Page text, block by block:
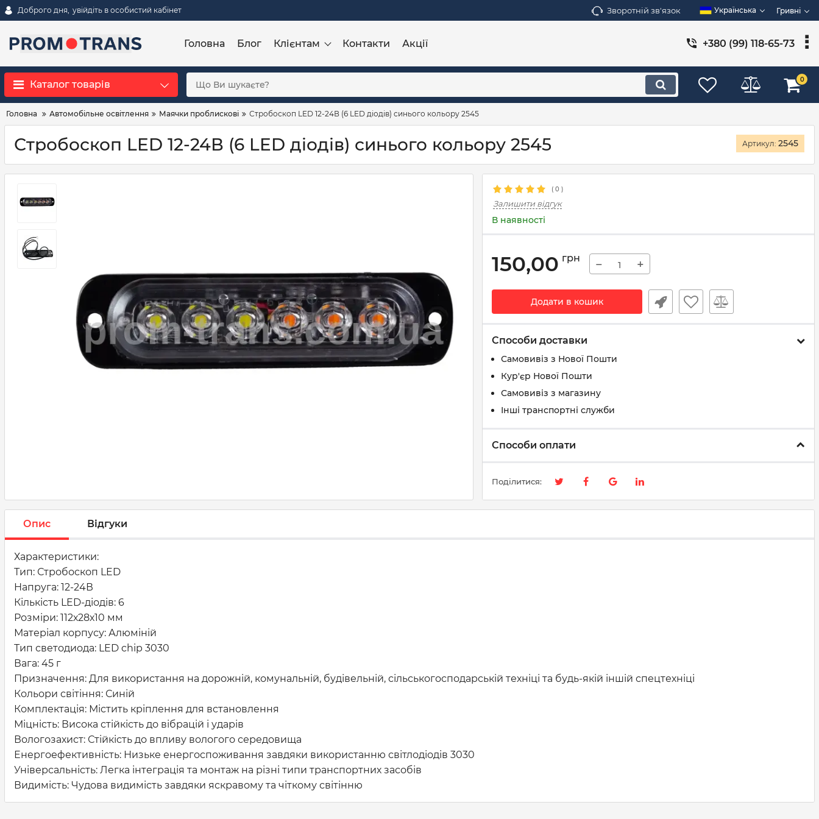
Доброго дня, увійдіть в особистий кабінет Зворотній зв'язок Українська Гривні
Головна Блог Клієнтам Контакти Акції +380 (99) 118-65-73
Каталог товарів 0
Головна Автомобільне освітлення Маячки проблискові Стробоскоп LED 12-24В (6 LED діодів) синього кольору 2545
Стробоскоп LED 12-24В (6 LED діодів) синього кольору 2545 Артикул: 2545
( 0 )
Залишити відгук
В наявності
150,00 грн − +
Додати в кошик
Способи доставки
Самовивіз з Нової Пошти
Кур'єр Нової Пошти
Самовивіз з магазину
Інші транспортні служби
Способи оплати
Поділитися:
Опис Відгуки
Характеристики:
Тип: Стробоскоп LED
Напруга: 12-24В
Кількість LED-діодів: 6
Розміри: 112х28х10 мм
Матеріал корпусу: Алюміній
Тип светодиода: LED chip 3030
Вага: 45 г
Призначення: Для використання на дорожній, комунальній, будівельній, сільськогосподарській техніці та будь-якій іншій спецтехніці
Кольори світіння: Синій
Комплектація: Містить кріплення для встановлення
Міцність: Висока стійкість до вібрацій і ударів
Вологозахист: Стійкість до впливу вологого середовища
Енергоефективність: Низьке енергоспоживання завдяки використанню світлодіодів 3030
Універсальність: Легка інтеграція та монтаж на різні типи транспортних засобів
Видимість: Чудова видимість завдяки яскравому та чіткому світінню